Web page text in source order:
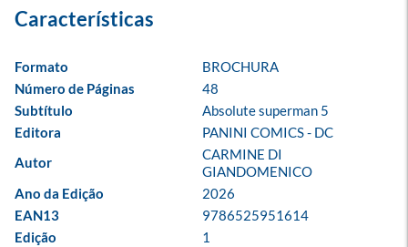
Formato
BROCHURA
Número de Páginas
48
Subtítulo
Absolute superman 5
Editora
PANINI COMICS - DC
Autor
CARMINE DI
GIANDOMENICO
Ano da Edição
2026
EAN13
9786525951614
Edição
1